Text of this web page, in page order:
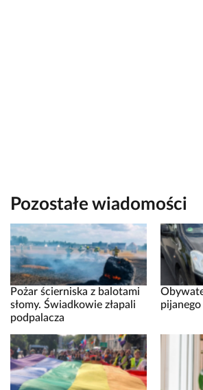
Pozostałe wiadomości
Pożar ścierniska z balotami
słomy. Świadkowie złapali
podpalacza